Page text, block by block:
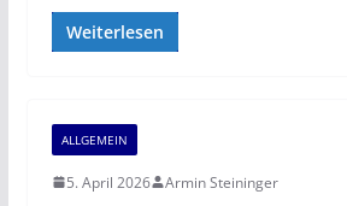
Weiterlesen
ALLGEMEIN
5. April 2026 Armin Steininger